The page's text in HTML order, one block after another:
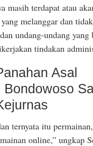
masih terdapat atau
melanggar dan
undang-undang
tindakan
Asal
Bondowoso
ternyata itu
online,” ungkap